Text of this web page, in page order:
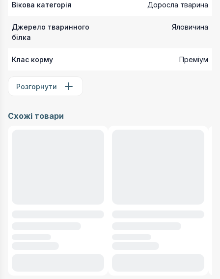
Вікова категорія Доросла тварина
Джерело тваринного
білка
Яловичина
Клас корму Преміум
Розгорнути
Схожі товари